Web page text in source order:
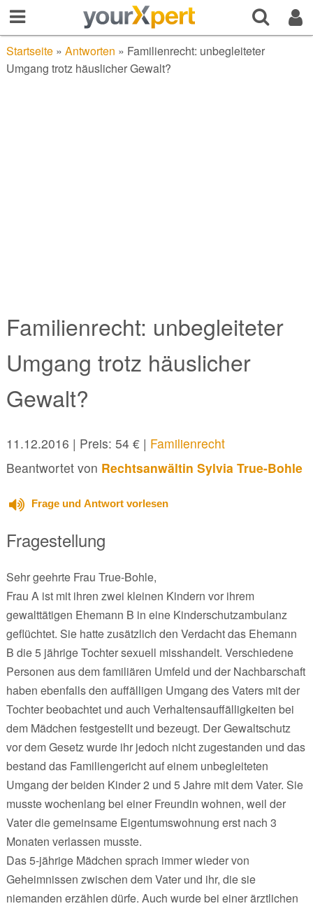
Startseite» Antworten » Familienrecht: unbegleiteter
Umgang trotz häuslicher Gewalt?
Familienrecht: unbegleiteter
Umgang trotz häuslicher
Gewalt?
11.12.2016 | Preis: 54 € | Familienrecht
Beantwortet von Rechtsanwältin Sylvia True-Bohle
Frage und Antwort vorlesen
Fragestellung
Sehr geehrte Frau True-Bohle,
Frau A ist mit ihren zwei kleinen Kindern vor ihrem
gewalttätigen Ehemann B in eine Kinderschutzambulanz
geflüchtet. Sie hatte zusätzlich den Verdacht das Ehemann
B die 5 jährige Tochter sexuell misshandelt. Verschiedene
Personen aus dem familiären Umfeld und der Nachbarschaft
haben ebenfalls den auffälligen Umgang des Vaters mit der
Tochter beobachtet und auch Verhaltensauffälligkeiten bei
dem Mädchen festgestellt und bezeugt. Der Gewaltschutz
vor dem Gesetz wurde ihr jedoch nicht zugestanden und das
bestand das Familiengericht auf einem unbegleiteten
Umgang der beiden Kinder 2 und 5 Jahre mit dem Vater. Sie
musste wochenlang bei einer Freundin wohnen, weil der
Vater die gemeinsame Eigentumswohnung erst nach 3
Monaten verlassen musste.
Das 5-jährige Mädchen sprach immer wieder von
Geheimnissen zwischen dem Vater und ihr, die sie
niemanden erzählen dürfe. Auch wurde bei einer ärztlichen